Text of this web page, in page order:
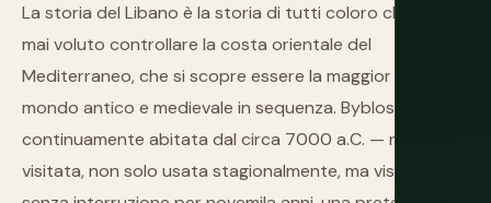
La storia del Libano è la storia di tutti coloro che hanno
mai voluto controllare la costa orientale del
Mediterraneo, che si scopre essere la maggior parte del
mondo antico e medievale in sequenza. Byblos è stata
continuamente abitata dal circa 7000 a.C. — non solo
visitata, non solo usata stagionalmente, ma vissuta